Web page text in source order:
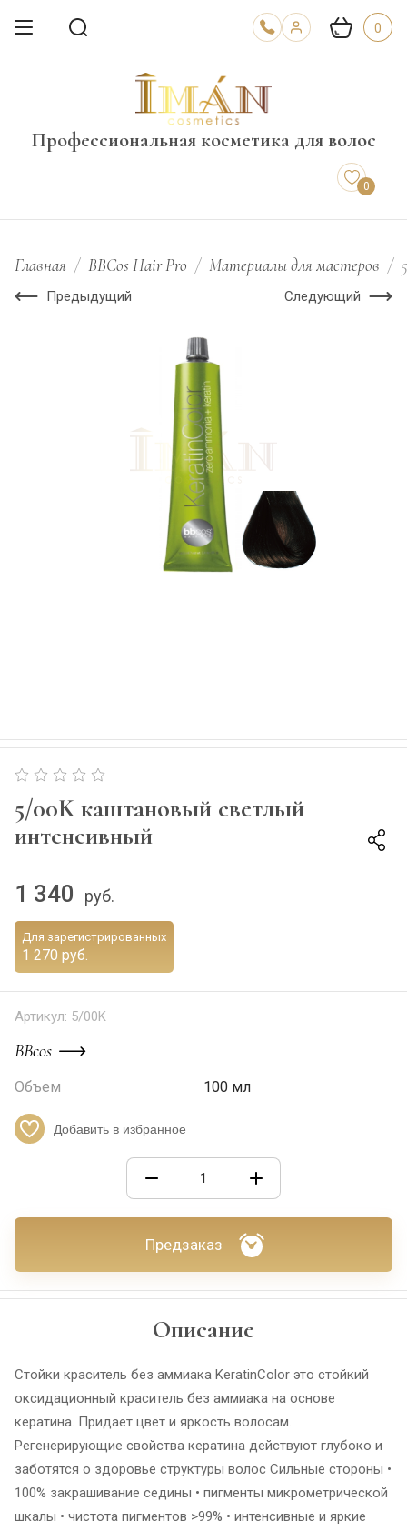
0
Профессиональная косметика для волос
0
Главная / BBCos Hair Pro / Материалы для мастеров /
Предыдущий Следующий
5/00K каштановый светлый
интенсивный
1 340 руб.
Для зарегистрированных
1 270 руб.
Артикул: 5/00K
BBcos
Объем 100 мл
Добавить в избранное
Предзаказ
Описание
Стойки краситель без аммиака KeratinColor это стойкий
оксидационный краситель без аммиака на основе
кератина. Придает цвет и яркость волосам.
Регенерирующие свойства кератина действуют глубоко и
заботятся о здоровье структуры волос Сильные стороны •
100% закрашивание седины • пигменты микрометрической
шкалы • чистота пигментов >99% • интенсивные и яркие